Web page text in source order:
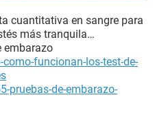
cuantitativa en sangre para
más tranquila…
embarazo
funcionan-los-test-de-
de-embarazo-